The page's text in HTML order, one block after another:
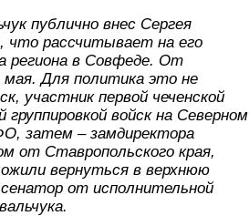
публично внес Сергея
что рассчитывает на его
региона в Совфеде. От
мая. Для политика это не
участник первой чеченской
группировкой войск на Северном
затем – замдиректора
от Ставропольского края,
вернуться в верхнюю
от исполнительной